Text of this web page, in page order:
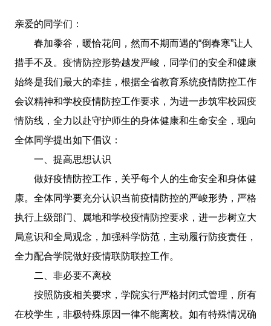
亲爱的同学们：
春加黍谷，暖恰花间，然而不期而遇的“倒春寒”让人
措手不及。疫情防控形势越发严峻，同学们的安全和健康
始终是我们最大的牵挂，根据全省教育系统疫情防控工作
会议精神和学校疫情防控工作要求，为进一步筑牢校园疫
情防线，全力以赴守护师生的身体健康和生命安全，现向
全体同学提出如下倡议：
一、提高思想认识
做好疫情防控工作，关乎每个人的生命安全和身体健
康。全体同学要充分认识当前疫情防控的严峻形势，严格
执行上级部门、属地和学校疫情防控要求，进一步树立大
局意识和全局观念，加强科学防范，主动履行防疫责任，
全力配合学院做好疫情联防联控工作。
二、非必要不离校
按照防疫相关要求，学院实行严格封闭式管理，所有
在校学生，非极特殊原因一律不能离校。如有特殊情况确